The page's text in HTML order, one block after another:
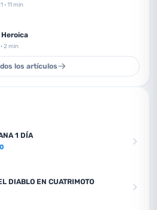
· 11 min
· 2 min
los artículos
1 DÍA
DIABLO EN CUATRIMOTO